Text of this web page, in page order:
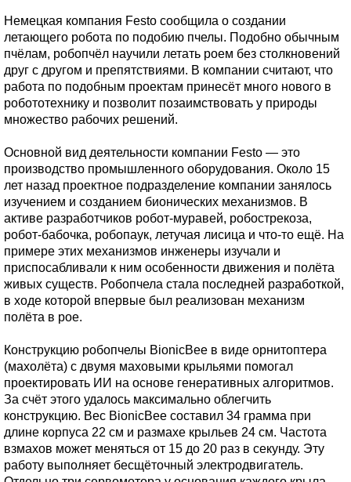
Немецкая компания Festo сообщила о создании
летающего робота по подобию пчелы. Подобно обычным
пчёлам, робопчёл научили летать роем без столкновений
друг с другом и препятствиями. В компании считают, что
работа по подобным проектам принесёт много нового в
робототехнику и позволит позаимствовать у природы
множество рабочих решений.
Основной вид деятельности компании Festo — это
производство промышленного оборудования. Около 15
лет назад проектное подразделение компании занялось
изучением и созданием бионических механизмов. В
активе разработчиков робот-муравей, робострекоза,
робот-бабочка, робопаук, летучая лисица и что-то ещё. На
примере этих механизмов инженеры изучали и
приспосабливали к ним особенности движения и полёта
живых существ. Робопчела стала последней разработкой,
в ходе которой впервые был реализован механизм
полёта в рое.
Конструкцию робопчелы BionicBee в виде орнитоптера
(махолёта) с двумя маховыми крыльями помогал
проектировать ИИ на основе генеративных алгоритмов.
За счёт этого удалось максимально облегчить
конструкцию. Вес BionicBee составил 34 грамма при
длине корпуса 22 см и размахе крыльев 24 см. Частота
взмахов может меняться от 15 до 20 раз в секунду. Эту
работу выполняет бесщёточный электродвигатель.